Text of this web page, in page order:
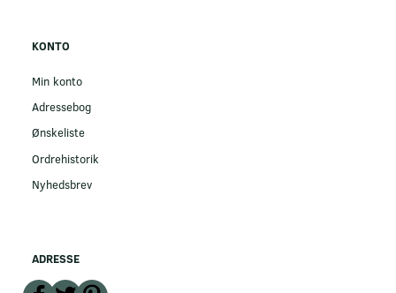
KONTO
Min konto
Adressebog
Ønskeliste
Ordrehistorik
Nyhedsbrev
ADRESSE